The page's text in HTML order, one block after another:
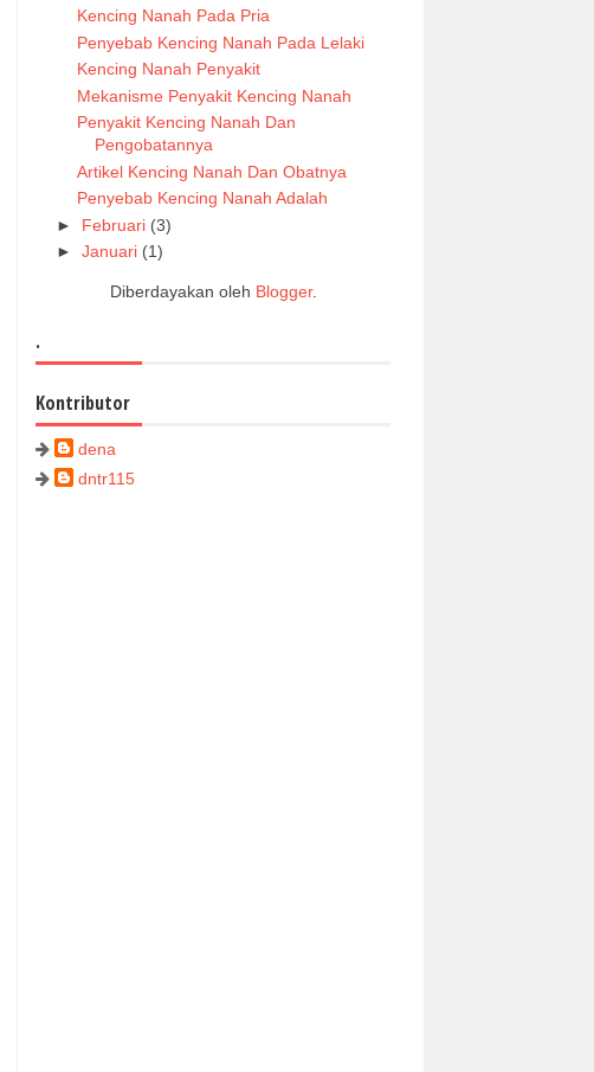
Kencing Nanah Pada Pria
Penyebab Kencing Nanah Pada Lelaki
Kencing Nanah Penyakit
Mekanisme Penyakit Kencing Nanah
Penyakit Kencing Nanah Dan
Pengobatannya
Artikel Kencing Nanah Dan Obatnya
Penyebab Kencing Nanah Adalah
► Februari (3)
► Januari (1)
Diberdayakan oleh Blogger.
.
Kontributor
dena
dntr115